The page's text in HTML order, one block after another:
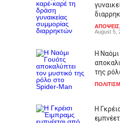
ΑΠΟΨΕΙΣ
August 5,
Η
της
Η